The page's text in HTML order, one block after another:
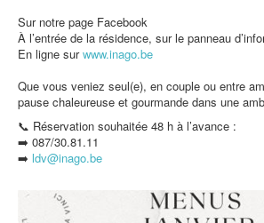
Sur notre page Facebook
À l’entrée de la résidence, sur le panneau
En ligne surwww.inago.be
Que vous veniez seul(e), en couple ou entre
pause chaleureuse et gourmande dans une
📞 Réservation souhaitée 48 h à l’avance :
➡️ 087/30.81.11
➡️ ldv@inago.be